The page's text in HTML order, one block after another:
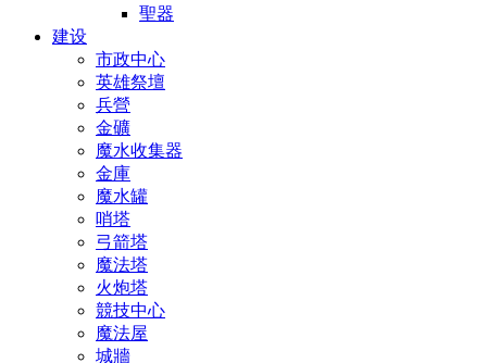
聖器
建设
市政中心
英雄祭壇
兵營
金礦
魔水收集器
金庫
魔水罐
哨塔
弓箭塔
魔法塔
火炮塔
競技中心
魔法屋
城牆